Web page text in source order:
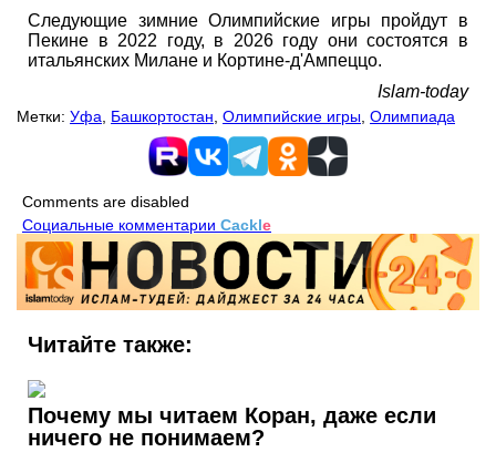
Следующие зимние Олимпийские игры пройдут в
Пекине в 2022 году, в 2026 году они состоятся в
итальянских Милане и Кортине-д'Ампеццо.
Islam-today
Метки: Уфа Башкортостан Олимпийские игры Олимпиада
Comments are disabled
Социальные комментарии Cackle
Читайте также:
Почему мы читаем Коран, даже если
ничего не понимаем?